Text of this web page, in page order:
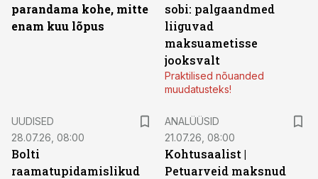
parandama kohe, mitte
enam kuu lõpus
sobi: palgaandmed
liiguvad
maksuametisse
jooksvalt
Praktilised nõuanded
muudatusteks!
UUDISED
28.07.26, 08:00
Bolti
raamatupidamislikud
ANALÜÜSID
21.07.26, 08:00
Kohtusaalist |
Petuarveid maksnud